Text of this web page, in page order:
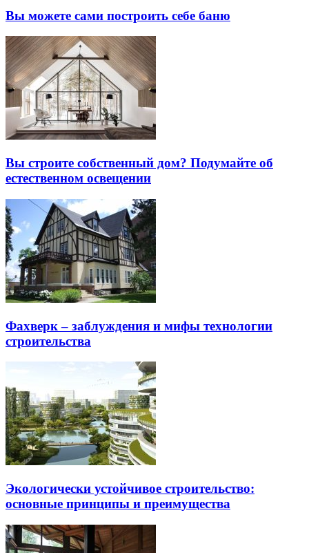
Вы можете сами построить себе баню
Вы строите собственный дом? Подумайте об
естественном освещении
Фахверк – заблуждения и мифы технологии
строительства
Экологически устойчивое строительство:
основные принципы и преимущества